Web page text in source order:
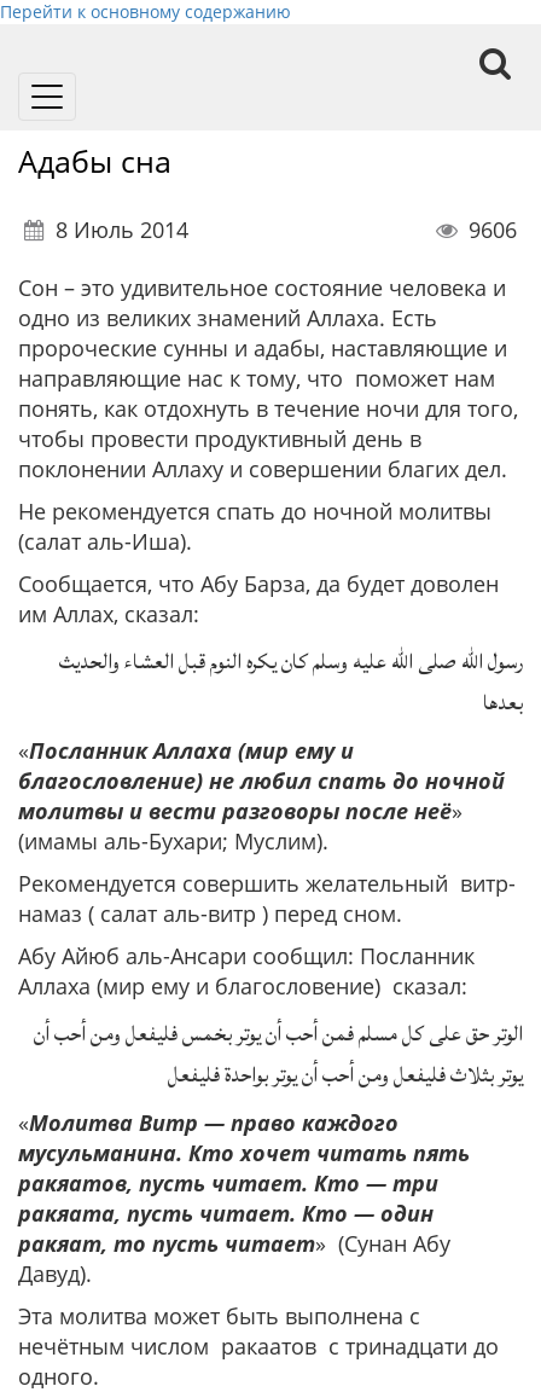
Перейти к основному содержанию
Toggle
Адабы сна
8 Июль 2014
9606
Сон – это удивительное состояние человека и
одно из великих знамений Аллаха. Есть
пророческие сунны и адабы, наставляющие и
направляющие нас к тому, что поможет нам
понять, как отдохнуть в течение ночи для того,
чтобы провести продуктивный день в
поклонении Аллаху и совершении благих дел.
Не рекомендуется спать до ночной молитвы
(салат аль-Иша).
Сообщается, что Абу Барза, да будет доволен
им Аллах, сказал:
رسول الله صلى الله عليه وسلم كان يكره النوم قبل العشاء والحديث
بعدها
«Посланник Аллаха (мир ему и
благословление) не любил спать до ночной
молитвы и вести разговоры после неё»
(имамы аль-Бухари; Муслим).
Рекомендуется совершить желательный витр-
намаз ( салат аль-витр ) перед сном.
Абу Айюб аль-Ансари сообщил: Посланник
Аллаха (мир ему и благословение) сказал:
الوتر حق على كل مسلم فمن أحب أن يوتر بخمس فليفعل ومن أحب أن
يوتر بثلاث فليفعل ومن أحب أن يوتر بواحدة فليفعل
«Молитва Витр — право каждого
мусульманина. Кто хочет читать пять
ракяатов, пусть читает. Кто — три
ракяата, пусть читает. Кто — один
ракяат, то пусть читает» (Сунан Абу
Давуд).
Эта молитва может быть выполнена с
нечётным числом ракаатов с тринадцати до
одного.